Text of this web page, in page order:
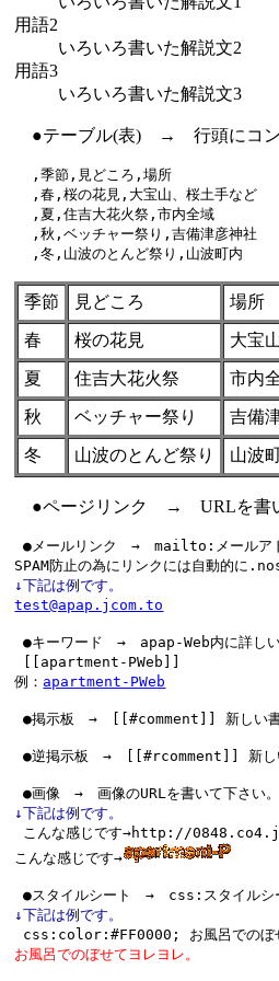
用語2
いろいろ書いた解説文2
用語3
いろいろ書いた解説文3
●テーブル(表) → 行頭にコン
  ,季節,見どころ,場所
  ,春,桜の花見,大宝山、桜土手など
  ,夏,住吉大花火祭,市内全域
  ,秋,ベッチャー祭り,吉備津彦神社
季節 見どころ 場所
春 桜の花見 大宝
夏 住吉大花火祭 市内
秋 ベッチャー祭り 吉備
冬 山波のとんど祭り 山波
●ページリンク → URLを書
●メールリンク　→　mailto:メールア
↓下記は例です。
test@apap.jcom.to
●キーワード　→　apap-Web内に詳
[[apartment-PWeb]]
例： apartment-PWeb
↓下記は例です。
こんな感じです→http://
こんな感じです→
↓下記は例です。
お風呂でのぼせてヨレヨレ。